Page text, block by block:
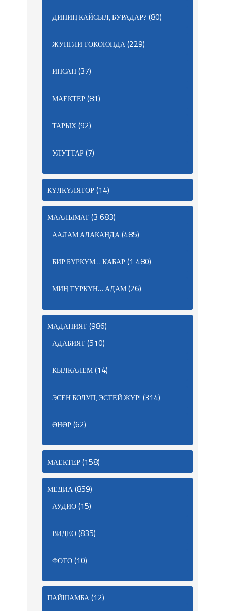
ДИНИҢ КАЙСЫЛ, БУРАДАР? (80)
ЖУНГЛИ ТОКОЮНДА(229)
ИНСАН(37)
МАЕКТЕР(81)
ТАРЫХ(92)
УЛУТТАР(7)
КҮЛКҮЛЯТОР(14)
МААЛЫМАТ(3 683)
ААЛАМ АЛАКАНДА(485)
БИР БҮРКҮМ… КАБАР(1 480)
МИҢ ТҮРКҮН… АДАМ(26)
МАДАНИЯТ(986)
АДАБИЯТ(510)
КЫЛКАЛЕМ(14)
ЭСЕН БОЛУП, ЭСТЕЙ ЖҮР! (314)
ӨНӨР(62)
МАЕКТЕР(158)
МЕДИА(859)
АУДИО(15)
ВИДЕО(835)
ФОТО(10)
ПАЙШАМБА(12)